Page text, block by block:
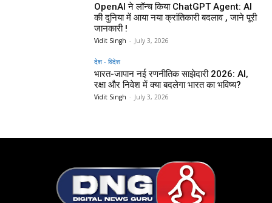
OpenAI ने लॉन्च किया ChatGPT Agent: AI
की दुनिया में आया नया क्रांतिकारी बदलाव , जाने पूरी
जानकारी !
Vidit Singh - July 3, 2026
देश - विदेश
भारत-जापान नई रणनीतिक साझेदारी 2026: AI,
रक्षा और निवेश में क्या बदलेगा भारत का भविष्य?
Vidit Singh - July 3, 2026